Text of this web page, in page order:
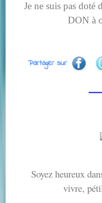
Je ne suis pas doté
DON à
Partager sur
Soyez heureux
vivre,